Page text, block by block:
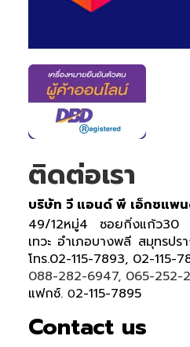
ติดต่อเรา
บริษัท วี แอนด์ พี เอ็กซแพ
49/12หมู่4 ซอยกิ่งแก้ว30
เทวะ อำเภอบางพลี ส
โทร.02-115-7893, 02-115-
088-282-6947, 065-252-
แฟกซ์. 02-115-7895
Contact us